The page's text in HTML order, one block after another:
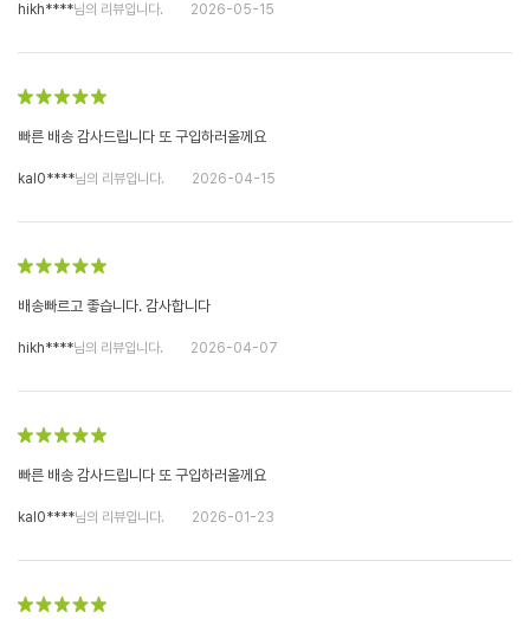
hikh****님의 리뷰입니다. 2026-05-15
빠른 배송 감사드립니다 또 구입하러올께요
kal0****님의 리뷰입니다. 2026-04-15
배송빠르고 좋습니다. 감사합니다
hikh****님의 리뷰입니다. 2026-04-07
빠른 배송 감사드립니다 또 구입하러올께요
kal0****님의 리뷰입니다. 2026-01-23